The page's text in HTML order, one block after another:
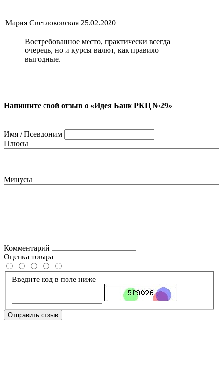
Мария Светлоковская 25.02.2020
Востребованное место, практически всегда
очередь, но и курсы валют, как правило
выгодные.
Напишите свой отзыв о «Идея Банк РКЦ №29»
Имя / Псевдоним
Плюсы
Минусы
Комментарий
Оценка товара
Введите код в поле ниже
Отправить отзыв